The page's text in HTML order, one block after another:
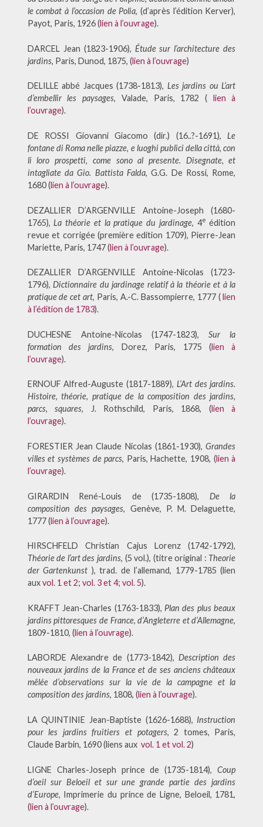
le combat à l’occasion de Polia, (d’après l’édition Kerver),
Payot, Paris, 1926 (lien à l’ouvrage).
DARCEL Jean (1823-1906), Étude sur l’architecture des
jardins, Paris, Dunod, 1875, (lien à l’ouvrage)
DELILLE abbé Jacques (1738-1813), Les jardins ou L’art
d’embellir les paysages, Valade, Paris, 1782 (lien à
l’ouvrage).
DE ROSSI Giovanni Giacomo (dir.) (16..?-1691), Le
fontane di Roma nelle piazze, e luoghi publici della città, con
li loro prospetti, come sono al presente. Disegnate, et
intagliate da Gio. Battista Falda, G.G. De Rossi, Rome,
1680 (lien à l’ouvrage).
DEZALLIER D’ARGENVILLE Antoine-Joseph (1680-
1765), La théorie et la pratique du jardinage, 4e édition
revue et corrigée (première edition 1709), Pierre-Jean
Mariette, Paris, 1747 (lien à l’ouvrage).
DEZALLIER D’ARGENVILLE Antoine-Nicolas (1723-
1796), Dictionnaire du jardinage relatif à la théorie et à la
pratique de cet art, Paris, A.-C. Bassompierre, 1777 (lien
à l’édition de 1783).
DUCHESNE Antoine-Nicolas (1747-1823),Sur la
formation des jardins, Dorez, Paris, 1775 (lien à
l’ouvrage).
ERNOUF Alfred-Auguste (1817-1889), L’Art des jardins.
Histoire, théorie, pratique de la composition des jardins,
parcs, squares, J. Rothschild, Paris, 1868, (lien à
l’ouvrage).
FORESTIER Jean Claude Nicolas (1861-1930),Grandes
villes et systèmes de parcs, Paris, Hachette, 1908, (lien à
l’ouvrage).
GIRARDIN René-Louis de (1735-1808), De la
composition des paysages, Genève, P. M. Delaguette,
1777 (lien à l’ouvrage).
HIRSCHFELD Christian Cajus Lorenz (1742-1792),
Théorie de l’art des jardins, (5 vol.), (titre original : Theorie
der Gartenkunst ), trad. de l’allemand, 1779-1785 (lien
auxvol. 1 et 2; vol. 3 et 4; vol. 5).
KRAFFT Jean-Charles (1763-1833), Plan des plus beaux
jardins pittoresques de France, d’Angleterre et d’Allemagne,
1809-1810, (lien à l’ouvrage).
LABORDE Alexandre de (1773-1842), Description des
nouveaux jardins de la France et de ses anciens châteaux
mêlée d’observations sur la vie de la campagne et la
composition des jardins, 1808, (lien à l’ouvrage).
LA QUINTINIE Jean-Baptiste (1626-1688), Instruction
pour les jardins fruitiers et potagers, 2 tomes, Paris,
Claude Barbin, 1690 (liens aux vol. 1 et vol. 2)
LIGNE Charles-Joseph prince de (1735-1814),Coup
d’oeil sur Beloeil et sur une grande partie des jardins
d’Europe, Imprimerie du prince de Ligne, Beloeil, 1781,
(lien à l’ouvrage).